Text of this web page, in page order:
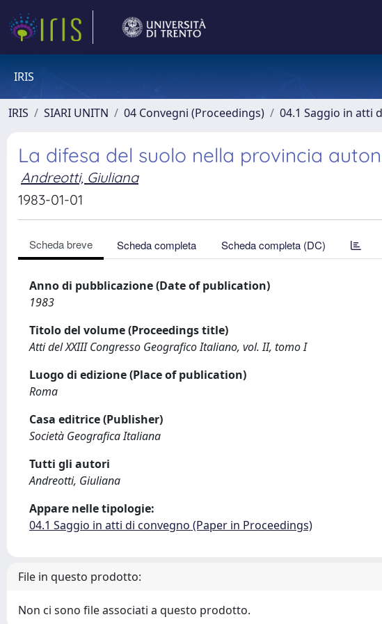
IRIS
IRIS SIARI UNITN 04 Convegni (Proceedings) 04.1 Saggio in atti
La difesa del suolo nella provincia
Andreotti, Giuliana
1983-01-01
Scheda breve Scheda completa Scheda completa (DC)
Anno di pubblicazione (Date of publication)
1983
Titolo del volume (Proceedings title)
Atti del XXIII Congresso Geografico Italiano, vol. II, tomo I
Luogo di edizione (Place of publication)
Roma
Casa editrice (Publisher)
Società Geografica Italiana
Tutti gli autori
Andreotti, Giuliana
Appare nelle tipologie:
04.1 Saggio in atti di convegno (Paper in Proceedings)
File in questo prodotto:
Non ci sono file associati a questo prodotto.